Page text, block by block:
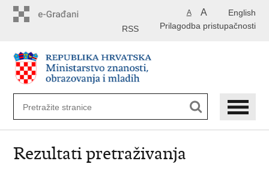
English
A A
Prilagodba pristupačnosti
RSS
Rezultati pretraživanja